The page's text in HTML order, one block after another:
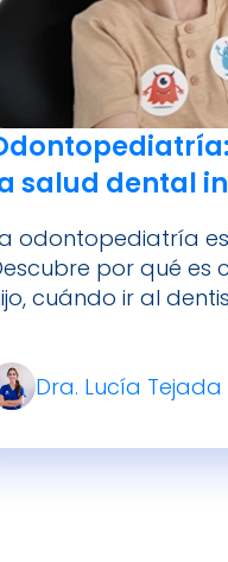
salud dental
odontopediatría
por qué es
cuándo ir al
Dra. Lucía Tejada